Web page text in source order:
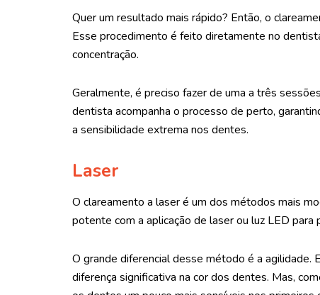
Quer um resultado mais rápido? Então, o
Esse procedimento é feito diretamente no
concentração.
Geralmente, é preciso fazer de uma a três
dentista acompanha o processo de perto,
a sensibilidade extrema nos dentes.
Laser
O clareamento a laser é um dos métodos mais
potente com a aplicação de laser ou luz LED
O grande diferencial desse método é a agilidade.
diferença significativa na cor dos dentes. Mas,